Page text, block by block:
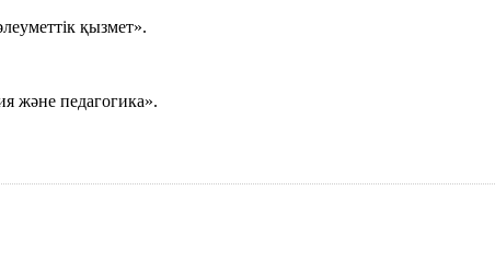
қызмет».
және педагогика».